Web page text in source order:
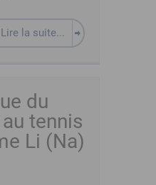
Lire la suite...
du
tennis
Li (Na)